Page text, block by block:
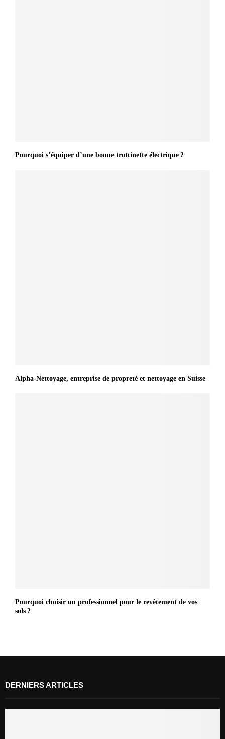
Pourquoi s’équiper d’une bonne trottinette électrique ?
Alpha-Nettoyage, entreprise de propreté et nettoyage en Suisse
Pourquoi choisir un professionnel pour le revêtement de vos
sols ?
DERNIERS ARTICLES